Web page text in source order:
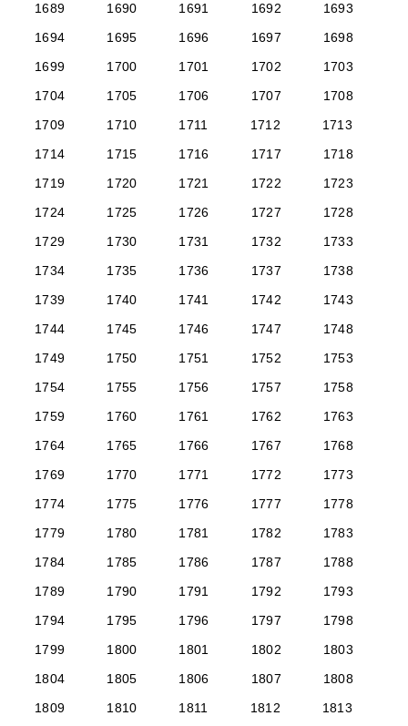
1689
1690 1691 1692
1693
1694
1695 1696 1697
1698
1699
1700 1701 1702
1703
1704
1705 1706 1707
1708
1709
1710 1711 1712
1713
1714
1715 1716 1717
1718
1719
1720 1721 1722
1723
1724
1725 1726 1727
1728
1729
1730 1731 1732
1733
1734
1735 1736 1737
1738
1739
1740 1741 1742
1743
1744
1745 1746 1747
1748
1749
1750 1751 1752
1753
1754
1755 1756 1757
1758
1759
1760 1761 1762
1763
1764
1765 1766 1767
1768
1769
1770 1771 1772
1773
1774
1775 1776 1777
1778
1779
1780 1781 1782
1783
1784
1785 1786 1787
1788
1789
1790 1791 1792
1793
1794
1795 1796 1797
1798
1799
1800 1801 1802
1803
1804
1805 1806 1807
1808
1809
1810 1811 1812
1813